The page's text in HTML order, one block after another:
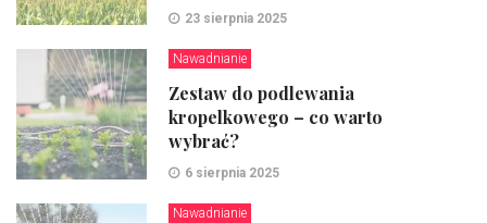
23 sierpnia 2025
Nawadnianie
Zestaw do podlewania
kropelkowego – co warto
wybrać?
6 sierpnia 2025
Nawadnianie